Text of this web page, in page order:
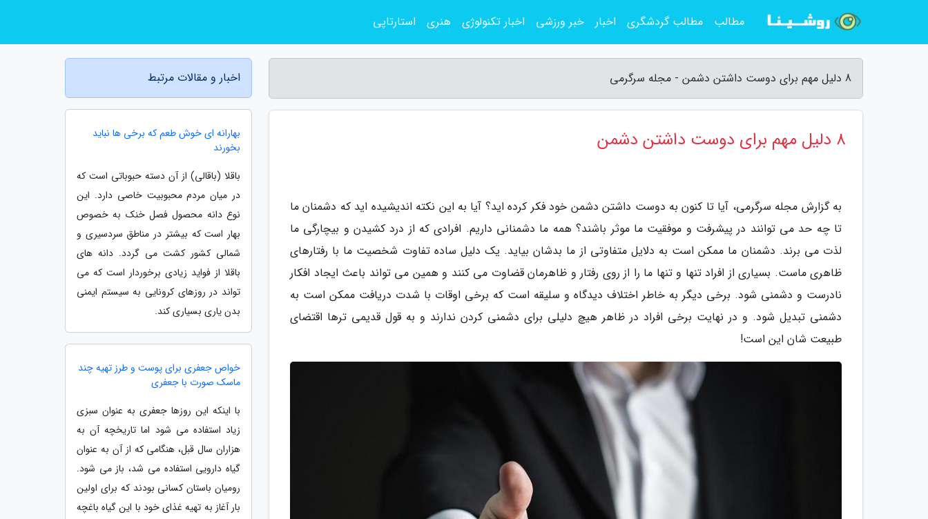
8 دلیل مهم برای دوست داشتن دشمن - مجله سرگرمی
8 دلیل مهم برای دوست داشتن دشمن
به گزارش مجله سرگرمی، آیا تا کنون به دوست داشتن دشمن خود فکر کرده اید؟ آیا به این نکته اندیشیده اید که دشمنان ما
تا چه حد می توانند در پیشرفت و موفقیت ما موثر باشند؟ همه ما دشمنانی داریم. افرادی که از درد کشیدن و بیچارگی ما
لذت می برند. دشمنان ما ممکن است به دلایل متفاوتی از ما بدشان بیاید. یک دلیل ساده تفاوت شخصیت ما با رفتارهای
ظاهری ماست. بسیاری از افراد تنها و تنها ما را از روی رفتار و ظاهرمان قضاوت می کنند و همین می تواند باعث ایجاد افکار
نادرست و دشمنی شود. برخی دیگر به خاطر اختلاف دیدگاه و سلیقه است که برخی اوقات با شدت دریافت ممکن است به
دشمنی تبدیل شود. و در نهایت برخی افراد در ظاهر هیچ دلیلی برای دشمنی کردن ندارند و به قول قدیمی ترها اقتضای
طبیعت شان این است!
اخبار و مقالات مرتبط
بهارانه ای خوش طعم که برخی ها نباید
بخورند
باقلا (باقالی) از آن دسته حبوباتی است که
در میان مردم محبوبیت خاصی دارد. این
نوع دانه محصول فصل خنک به خصوص
بهار است که بیشتر در مناطق سردسیری و
شمالی کشور کشت می گردد. دانه های
باقلا از فواید زیادی برخوردار است که می
تواند در روزهای کرونایی به سیستم ایمنی
بدن یاری بسیاری کند.
خواص جعفری برای پوست و طرز تهیه چند
ماسک صورت با جعفری
با اینکه این روزها جعفری به عنوان سبزی
زیاد استفاده می شود اما تاریخچه آن به
هزاران سال قبل، هنگامی که از آن به عنوان
گیاه دارویی استفاده می شد، باز می شود.
رومیان باستان کسانی بودند که برای اولین
بار آغاز به تهیه غذای خود با این گیاه باغچه
مطالب مطالب گردشگری اخبار خبر ورزشی اخبار تکنولوژی هنری استارتاپی